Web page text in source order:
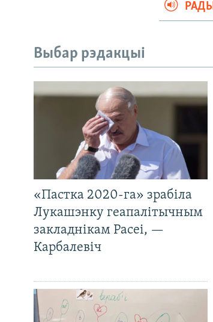
Выбар рэдакцыі
«Пастка 2020-га» зрабіла
Лукашэнку геапалітычным
закладнікам Расеі, —
Карбалевіч